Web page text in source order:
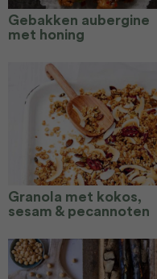
Gebakken aubergine
met honing
Granola met kokos,
sesam & pecannoten